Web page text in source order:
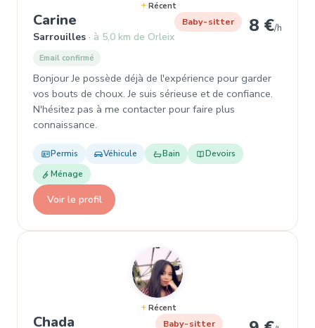
Récent
Carine , Baby-sitter à Sarrouilles
Sarrouilles à 5,0 km de Orleix
Baby-sitter 8 €/h
Email confirmé
Bonjour Je possède déjà de l'expérience pour garder
vos bouts de choux. Je suis sérieuse et de confiance.
N'hésitez pas à me contacter pour faire plus
connaissance.
Permis Véhicule Bain
Devoirs
Ménage
Voir le profil
Récent
Chada , Baby-sitter à Tarbes
Baby-sitter